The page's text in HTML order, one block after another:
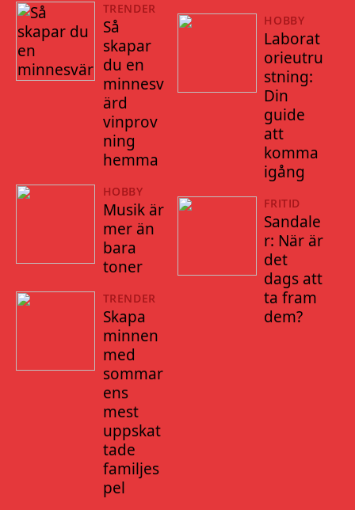
TRENDER
Så
skapar
du en
minnesv
ärd
vinprov
ning
hemma
HOBBY
Musik är
mer än
bara
toner
TRENDER
Skapa
minnen
med
sommar
ens
mest
uppskat
tade
familjes
pel
HOBBY
Laborat
orieutru
stning:
Din
guide
att
komma
igång
FRITID
Sandale
r: När är
det
dags att
ta fram
dem?